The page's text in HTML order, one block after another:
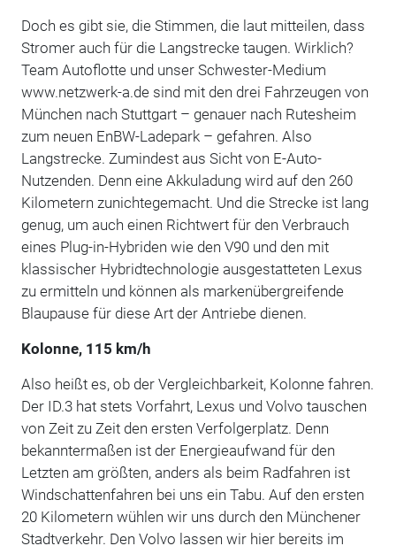
Doch es gibt sie, die Stimmen, die laut mitteilen, dass
Stromer auch für die Langstrecke taugen. Wirklich?
Team Autoflotte und unser Schwester-Medium
www.netzwerk-a.de sind mit den drei Fahrzeugen von
München nach Stuttgart – genauer nach Rutesheim
zum neuen EnBW-Ladepark – gefahren. Also
Langstrecke. Zumindest aus Sicht von E-Auto-
Nutzenden. Denn eine Akkuladung wird auf den 260
Kilometern zunichtegemacht. Und die Strecke ist lang
genug, um auch einen Richtwert für den Verbrauch
eines Plug-in-Hybriden wie den V90 und den mit
klassischer Hybridtechnologie ausgestatteten Lexus
zu ermitteln und können als markenübergreifende
Blaupause für diese Art der Antriebe dienen.
Kolonne, 115 km/h
Also heißt es, ob der Vergleichbarkeit, Kolonne fahren.
Der ID.3 hat stets Vorfahrt, Lexus und Volvo tauschen
von Zeit zu Zeit den ersten Verfolgerplatz. Denn
bekanntermaßen ist der Energieaufwand für den
Letzten am größten, anders als beim Radfahren ist
Windschattenfahren bei uns ein Tabu. Auf den ersten
20 Kilometern wühlen wir uns durch den Münchener
Stadtverkehr. Den Volvo lassen wir hier bereits im